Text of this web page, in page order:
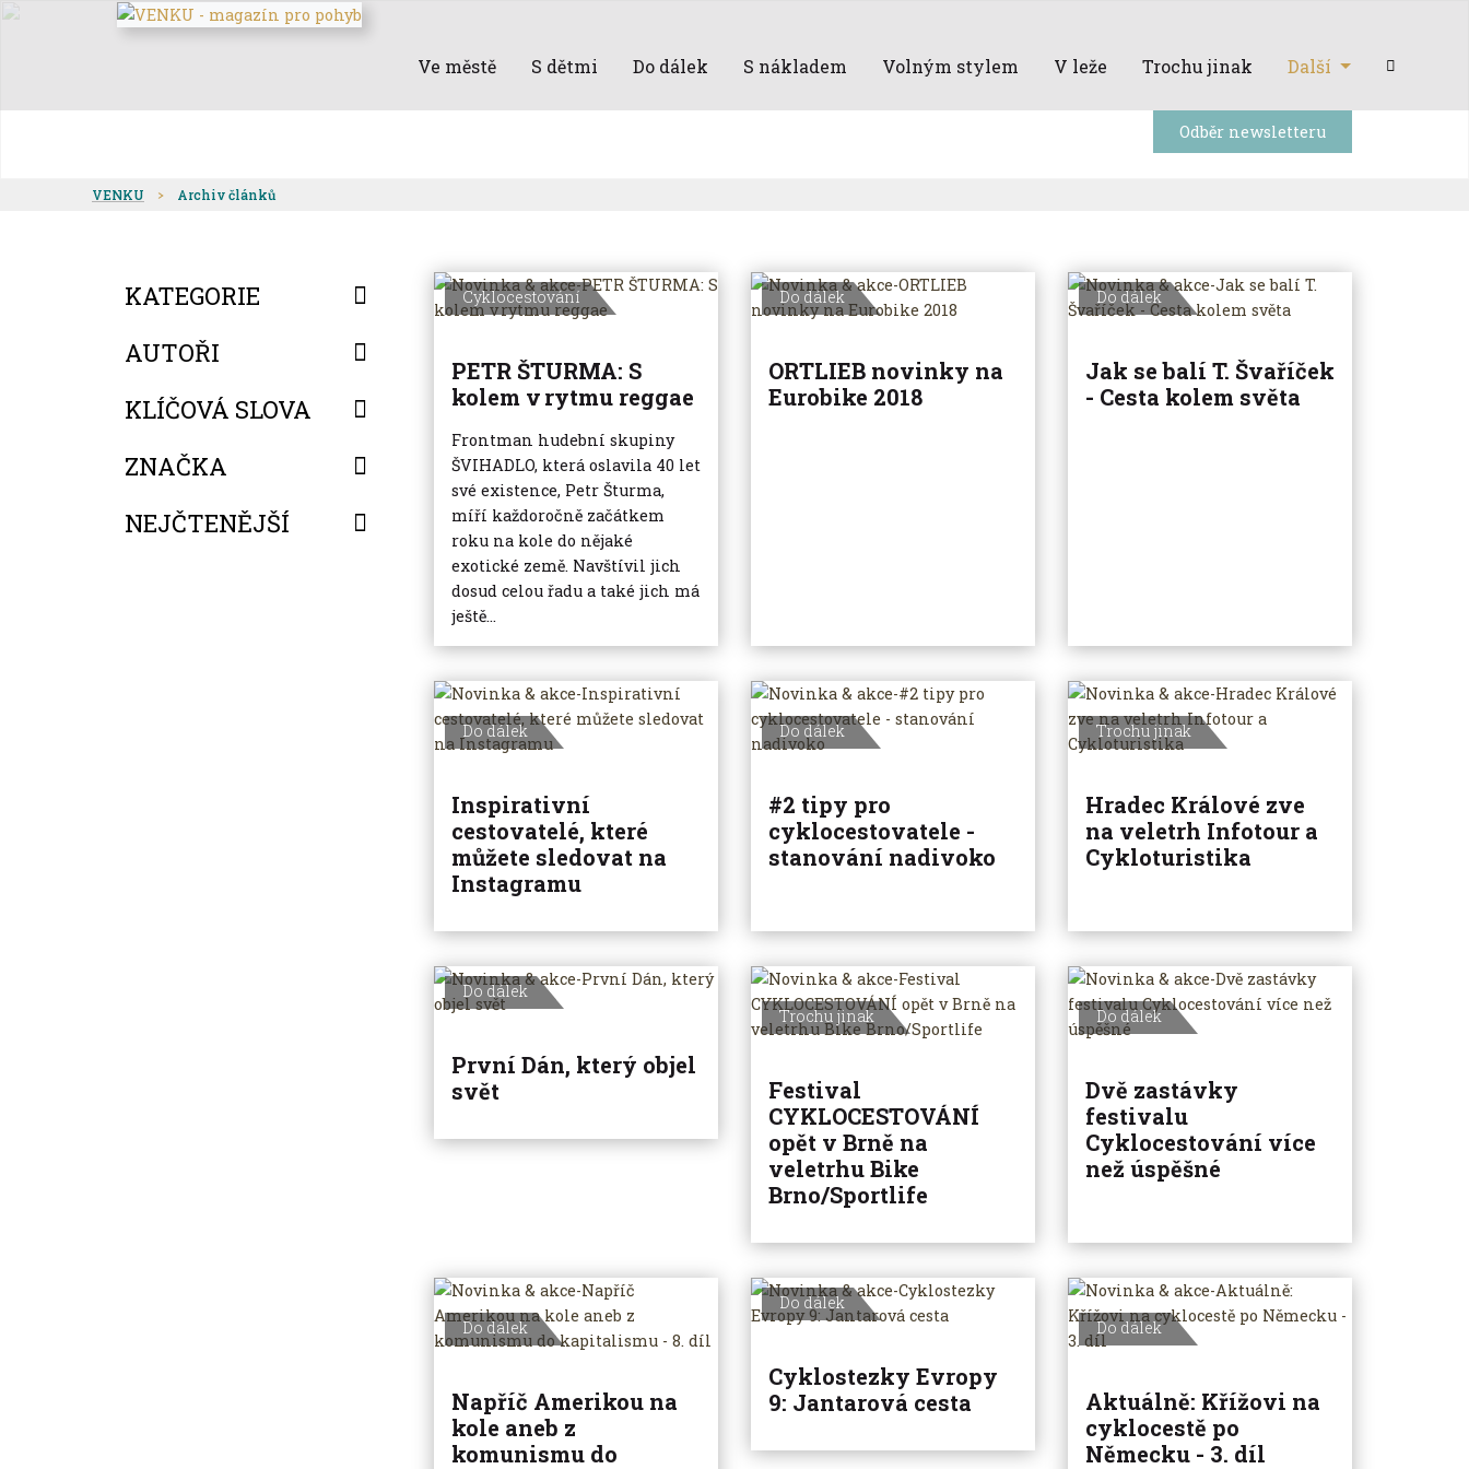
Ve městě S dětmi Do dálek S nákladem Volným stylem V leže Trochu jinak Další
Odběr newsletteru
VENKU Archiv článků
KATEGORIE
AUTOŘI
KLÍČOVÁ SLOVA
ZNAČKA
NEJČTENĚJŠÍ
Cyklocestování
PETR ŠTURMA: S
kolem v rytmu reggae
Frontman hudební skupiny
ŠVIHADLO, která oslavila 40 let
své existence, Petr Šturma,
míří každoročně začátkem
roku na kole do nějaké
exotické země. Navštívil jich
dosud celou řadu a také jich má
ještě...
Do dálek
ORTLIEB novinky na
Eurobike 2018
Do dálek
Jak se balí T. Švaříček
- Cesta kolem světa
Do dálek
Inspirativní
cestovatelé, které
můžete sledovat na
Instagramu
Do dálek
#2 tipy pro
cyklocestovatele -
stanování nadivoko
Trochu jinak
Hradec Králové zve
na veletrh Infotour a
Cykloturistika
Do dálek
První Dán, který objel
svět
Trochu jinak
Festival
CYKLOCESTOVÁNÍ
opět v Brně na
veletrhu Bike
Brno/Sportlife
Do dálek
Dvě zastávky
festivalu
Cyklocestování více
než úspěšné
Do dálek
Napříč Amerikou na
kole aneb z
komunismu do
Do dálek
Cyklostezky Evropy
9: Jantarová cesta
Do dálek
Aktuálně: Křížovi na
cyklocestě po
Německu - 3. díl